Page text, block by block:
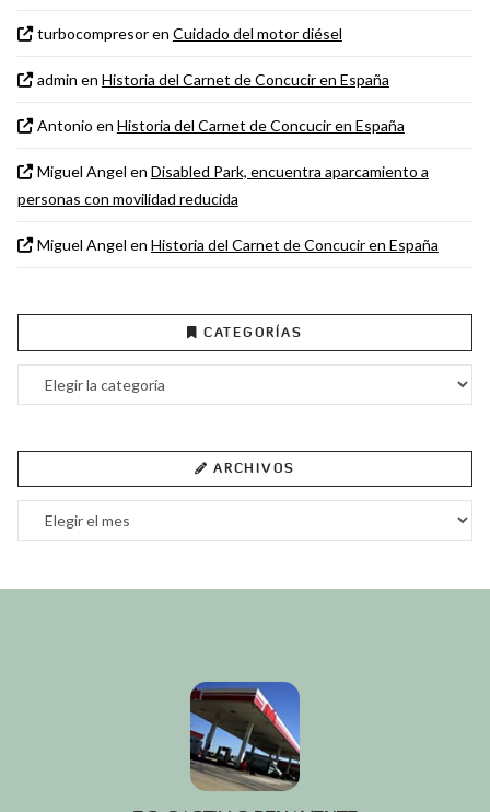
turbocompresoren Cuidado del motor diésel
admin en Historia del Carnet de Concucir en España
Antonio en Historia del Carnet de Concucir en España
Miguel Angel en Disabled Park, encuentra aparcamiento a
personas con movilidad reducida
Miguel Angel en Historia del Carnet de Concucir en España
CATEGORÍAS
Categorías
ARCHIVOS
Archivos